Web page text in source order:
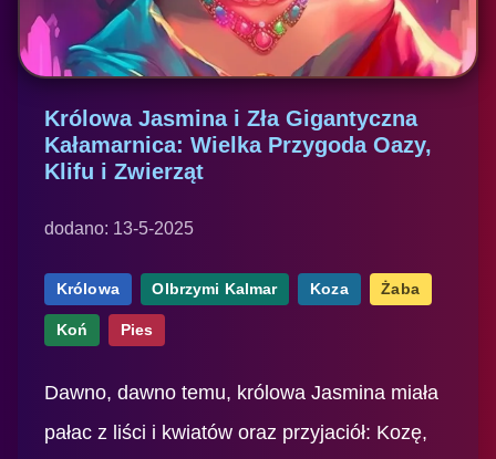
Królowa Jasmina i Zła Gigantyczna
Kałamarnica: Wielka Przygoda Oazy,
Klifu i Zwierząt
dodano: 13-5-2025
Królowa Olbrzymi Kalmar Koza Żaba
Koń Pies
Dawno, dawno temu, królowa Jasmina miała
pałac z liści i kwiatów oraz przyjaciół: Kozę,